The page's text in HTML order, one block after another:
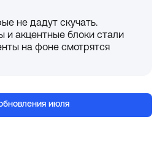
не дадут скучать.
и акцентные блоки стали
на фоне смотрятся
июля